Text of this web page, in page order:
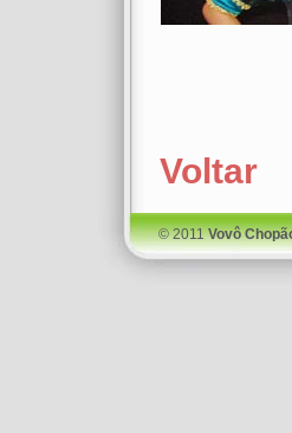
Voltar
© 2011Vovô